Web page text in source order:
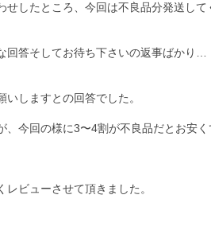
したところ、今回は不良品分発送して
回答そしてお待ち下さいの返事ばかり…
しますとの回答でした。
、今回の様に3〜4割が不良品だとお安
ビューさせて頂きました。